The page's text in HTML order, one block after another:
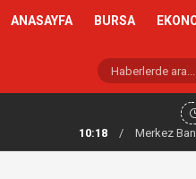
ANASAYFA BURSA
10:18
/ Altın